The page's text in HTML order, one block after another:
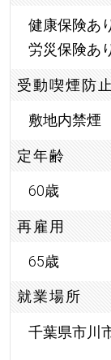
健康保険あ
労災保険あ
受動喫煙防
敷地内禁煙
定年齢
60歳
再雇用
65歳
就業場所
千葉県市川